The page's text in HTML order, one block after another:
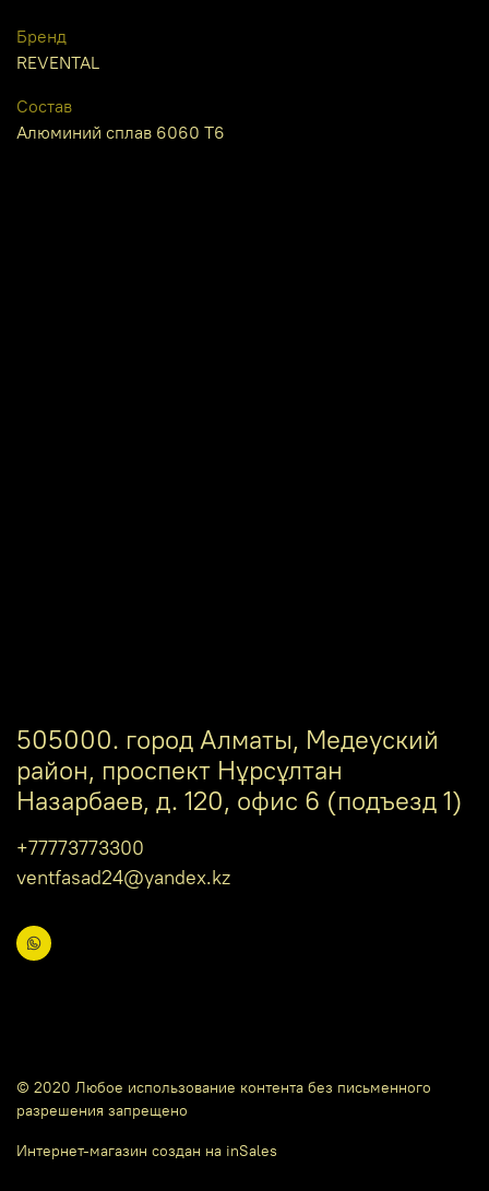
Бренд
REVENTAL
Состав
Алюминий сплав 6060 Т6
505000. город Алматы, Медеуский
район, проспект Нұрсұлтан
Назарбаев, д. 120, офис 6 (подъезд 1)
+77773773300
ventfasad24@yandex.kz
© 2020 Любое использование контента без письменного
разрешения запрещено
Интернет-магазин создан на inSales